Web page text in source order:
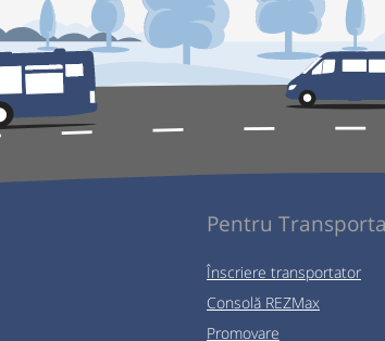
Pentru
Înscriere transportator
Consolă REZMax
Promovare